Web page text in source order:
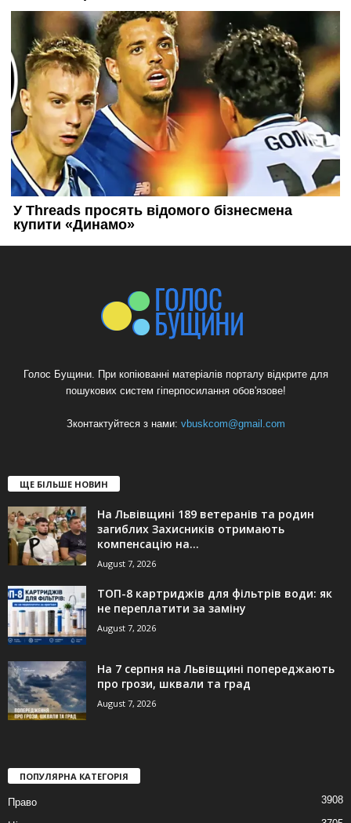
Голос Бущини. При копіюванні матеріалів порталу відкрите для
пошукових систем гіперпосилання обов'язове!
Зконтактуйтеся з нами: vbuskcom@gmail.com
ЩЕ БІЛЬШЕ НОВИН
На Львівщині 189 ветеранів та родин
загиблих Захисників отримають
компенсацію на...
August 7, 2026
ТОП-8 картриджів для фільтрів води: як
не переплатити за заміну
August 7, 2026
На 7 серпня на Львівщині попереджають
про грози, шквали та град
August 7, 2026
ПОПУЛЯРНА КАТЕГОРІЯ
Право 3908